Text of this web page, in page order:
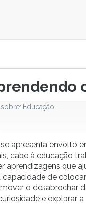
sobre: Educação
apresenta envolto
cabe à educação
aprendizagens que
capacidade de
o desabrochar
e explorar a